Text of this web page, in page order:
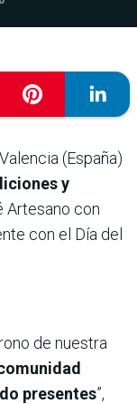
(España)
y
Artesano con
con el Día del
de nuestra
presentes”,